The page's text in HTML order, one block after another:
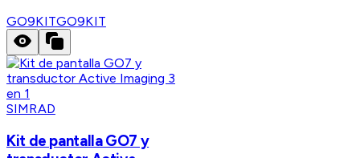
GO9KITGO9KIT
SIMRAD
Kit de pantalla GO7 y